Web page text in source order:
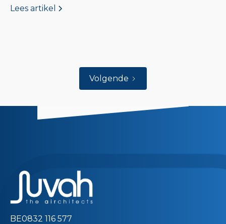
Lees artikel
Volgende
BE0832 116 577